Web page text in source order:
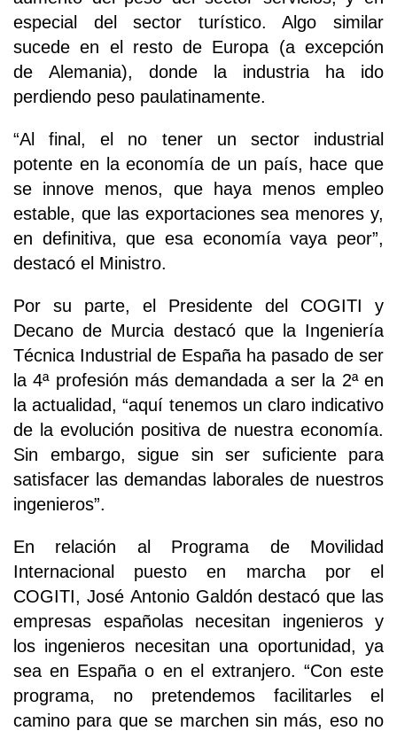
especial del sector turístico. Algo similar
sucede en el resto de Europa (a excepción
de Alemania), donde la industria ha ido
perdiendo peso paulatinamente.
“Al final, el no tener un sector industrial
potente en la economía de un país, hace que
se innove menos, que haya menos empleo
estable, que las exportaciones sea menores y,
en definitiva, que esa economía vaya peor”,
destacó el Ministro.
Por su parte, el Presidente del COGITI y
Decano de Murcia destacó que la Ingeniería
Técnica Industrial de España ha pasado de ser
la 4ª profesión más demandada a ser la 2ª en
la actualidad, “aquí tenemos un claro indicativo
de la evolución positiva de nuestra economía.
Sin embargo, sigue sin ser suficiente para
satisfacer las demandas laborales de nuestros
ingenieros”.
En relación al Programa de Movilidad
Internacional puesto en marcha por el
COGITI, José Antonio Galdón destacó que las
empresas españolas necesitan ingenieros y
los ingenieros necesitan una oportunidad, ya
sea en España o en el extranjero. “Con este
programa, no pretendemos facilitarles el
camino para que se marchen sin más, eso no